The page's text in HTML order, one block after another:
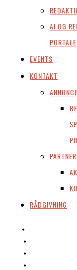
AI OG
EVENTS
KONTAKT
RÅDGIVNING